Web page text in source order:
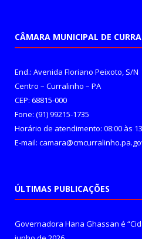
CÂMARA MUNICIPAL DE
End.: Avenida Floriano Peixoto, S/N
Centro – Curralinho – PA
CEP: 68815-000
Fone: (91) 99215-1735
Horário de atendimento: 08:00 às
E-mail:
ÚLTIMAS PUBLICAÇÕES
Governadora Hana Ghassan é